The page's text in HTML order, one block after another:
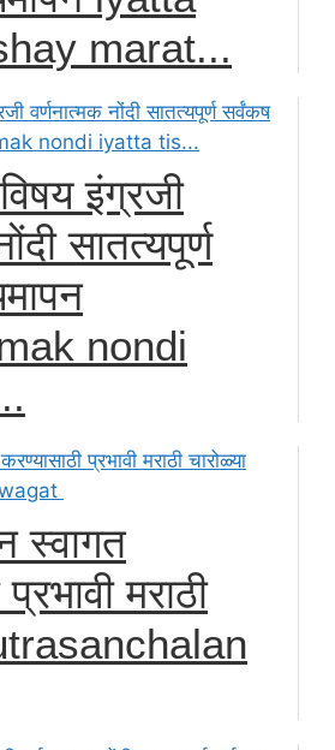
marat...
इंग्रजी
सातत्यपूर्ण
nondi
स्वागत
मराठी